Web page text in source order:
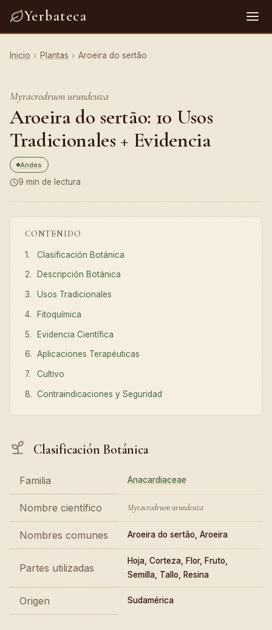
Yerbateca
Inicio › Plantas › Aroeira do sertão
Myracrodruon urundeuva
Aroeira do sertão: 10 Usos
Tradicionales + Evidencia
Andes
9 min de lectura
CONTENIDO
Clasificación Botánica
Descripción Botánica
Usos Tradicionales
Fitoquímica
Evidencia Científica
Aplicaciones Terapéuticas
Cultivo
Contraindicaciones y Seguridad
Clasificación Botánica
Familia Anacardiaceae
Nombre científico Myracrodruon urundeuva
Nombres comunes Aroeira do sertão, Aroeira
Partes utilizadas
Hoja, Corteza, Flor, Fruto,
Semilla, Tallo, Resina
Origen Sudamérica